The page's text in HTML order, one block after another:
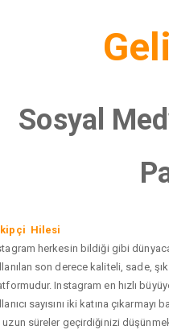
Sosyal
Hilesi
herkesin bildiği gibi
son derece kaliteli, sade,
Instagram en hızlı
sayısını iki katına
uzun süreler geçirdiğinizi